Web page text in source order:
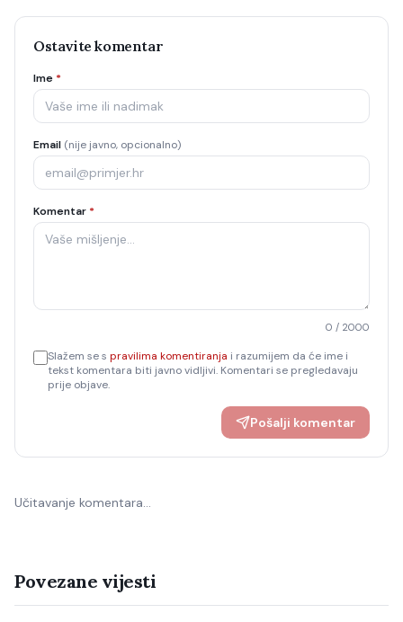
Ostavite komentar
Ime *
Email (nije javno, opcionalno)
Komentar *
0 / 2000
Slažem se s pravilima komentiranja i razumijem da će ime i
tekst komentara biti javno vidljivi. Komentari se pregledavaju
prije objave.
Pošalji komentar
Učitavanje komentara…
Povezane vijesti